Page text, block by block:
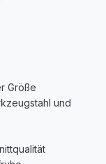
Größe
und